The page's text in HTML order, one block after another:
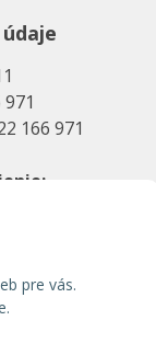
pre vás.
166 971
a. s.
0029 2786 0750